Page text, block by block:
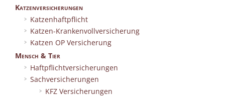
Katzenversicherungen
Katzenhaftpflicht
Katzen-Krankenvollversicherung
Katzen OP Versicherung
Mensch & Tier
Haftpflichtversicherungen
Sachversicherungen
KFZ Versicherungen